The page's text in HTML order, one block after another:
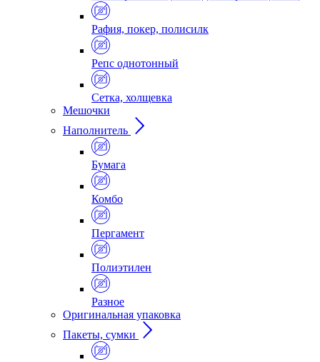
Рафия, покер, полисилк
Репс однотонный
Сетка, холщевка
Мешочки
Наполнитель
Бумага
Комбо
Пергамент
Полиэтилен
Разное
Оригинальная упаковка
Пакеты, сумки